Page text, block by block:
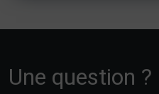
Une question ?